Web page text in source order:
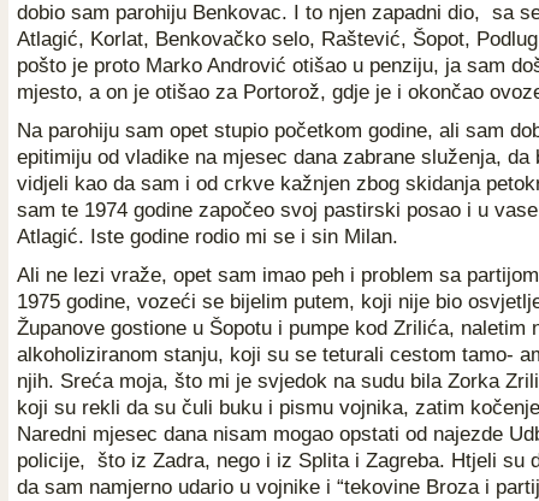
dobio sam parohiju Benkovac. I to njen zapadni dio, sa
Atlagić, Korlat, Benkovačko selo, Raštević, Šopot,
pošto je proto Marko Andrović otišao u penziju, ja sam
mjesto, a on je otišao za Portorož, gdje je i okončao
Na parohiju sam opet stupio početkom godine, ali sam
epitimiju od vladike na mjesec dana zabrane služenja, da
vidjeli kao da sam i od crkve kažnjen zbog skidanja
sam te 1974 godine započeo svoj pastirski posao i u
Atlagić. Iste godine rodio mi se i sin Milan.
Ali ne lezi vraže, opet sam imao peh i problem sa
1975 godine, vozeći se bijelim putem, koji nije bio
Županove gostione u Šopotu i pumpe kod Zrilića, naletim
alkoholiziranom stanju, koji su se teturali cestom tamo-
njih. Sreća moja, što mi je svjedok na sudu bila Zorka
koji su rekli da su čuli buku i pismu vojnika, zatim
Naredni mjesec dana nisam mogao opstati od najezde
policije, što iz Zadra, nego i iz Splita i Zagreba. Htjeli su
da sam namjerno udario u vojnike i “tekovine Broza i